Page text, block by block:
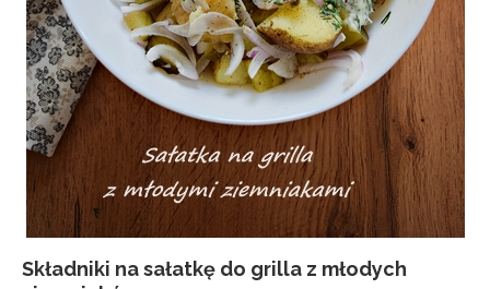
Składniki na sałatkę do grilla z młodych